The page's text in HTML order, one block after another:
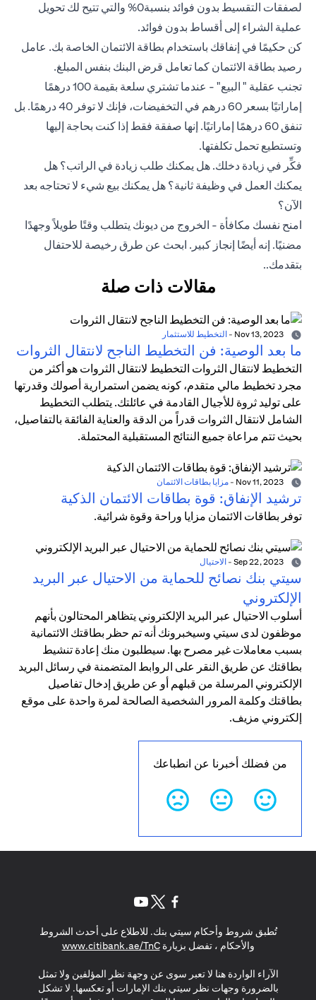
لصفقات التقسيط بدون فوائد بنسبة0% والتي تتيح لك تحويل
عملية الشراء إلى أقساط بدون فوائد.
كن حكيمًا في إنفاقك باستخدام بطاقة الائتمان الخاصة بك. عامل
رصيد بطاقة الائتمان كما تعامل قرض البنك بنفس المبلغ.
تجنب عقلية " البيع" - عندما تشتري سلعة بقيمة 100 درهمًا
إماراتيًا بسعر 60 درهم في التخفيضات، فإنك لا توفر 40 درهمًا. بل
تنفق 60 درهمًا إماراتيًا. إنها صفقة فقط إذا كنت بحاجة إليها
وتستطيع تحمل تكلفتها.
فكِّر في زيادة دخلك. هل يمكنك طلب زيادة في الراتب؟ هل
يمكنك العمل في وظيفة ثانية؟ هل يمكنك بيع شيء لا تحتاجه بعد
الآن؟
امنح نفسك مكافأة - الخروج من ديونك يتطلب وقتًا طويلاً وجهدًا
مضنيًا. إنه أيضًا إنجاز كبير. ابحث عن طرق رخيصة للاحتفال
بتقدمك..
مقالات ذات صلة
- التخطيط للاستثمار
ما بعد الوصية: فن التخطيط الناجح لانتقال الثروات
التخطيط لانتقال الثروات التخطيط لانتقال الثروات هو أكثر من
مجرد تخطيط مالي متقدم، كونه يضمن استمرارية أصولك وقدرتها
على توليد ثروة للأجيال القادمة في عائلتك. يتطلب التخطيط
الشامل لانتقال الثروات قدراً من الدقة والعناية الفائقة بالتفاصيل،
بحيث تتم مراعاة جميع النتائج المستقبلية المحتملة.
- مزايا بطاقات الائتمان
ترشيد الإنفاق: قوة بطاقات الائتمان الذكية
توفر بطاقات الائتمان مزايا وراحة وقوة شرائية.
- الاحتيال
سيتي بنك نصائح للحماية من الاحتيال عبر البريد
الإلكتروني
أسلوب الاحتيال عبر البريد الإلكتروني يتظاهر المحتالون بأنهم
موظفون لدى سيتي وسيخبرونك أنه تم حظر بطاقتك الائتمانية
بسبب معاملات غير مصرح بها. سيطلبون منك إعادة تنشيط
بطاقتك عن طريق النقر على الروابط المتضمنة في رسائل البريد
الإلكتروني المرسلة من قبلهم أو عن طريق إدخال تفاصيل
بطاقتك وكلمة المرور الشخصية الصالحة لمرة واحدة على موقع
إلكتروني مزيف.
من فضلك أخبرنا عن انطباعك
تُطبق شروط وأحكام سيتي بنك. للاطلاع على أحدث الشروط
والأحكام ، تفضل بزيارةwww.citibank.ae/TnC
(opens in a new tab)
الآراء الواردة هنا لا تعبر سوى عن وجهة نظر المؤلفين ولا تمثل
بالضرورة وجهات نظر سيتي بنك الإمارات أو تعكسها. لا تشكل